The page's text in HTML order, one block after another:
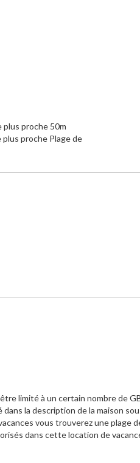
plus proche 50m
plus proche Plage de
limité à un certain nombre de
la description de la maison
vous trouverez une plage
dans cette location de